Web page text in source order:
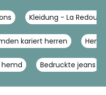
Kleidung - La
kariert herren
Bedruckte jeans